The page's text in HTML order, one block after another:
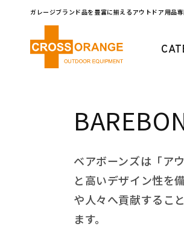
ンツに
ガレージブランド品を豊富に揃えるアウトドア用品
コ
レ
ク
シ
ベアボーンズは「ア
と高いデザイン性を
や人々へ貢献するこ
ます。